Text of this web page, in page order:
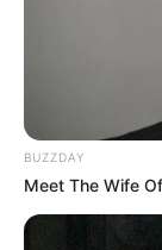
BUZZDAY
Meet The Wife